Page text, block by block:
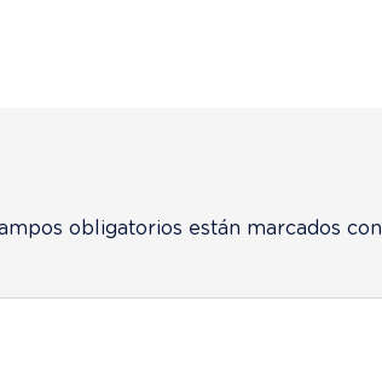
obligatorios están marcados con